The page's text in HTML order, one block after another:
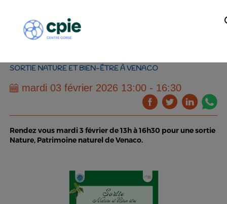
SORTIE NATURE ET BIEN-ÊTRE À VENACO
mardi 03 février 2026 13:00 - 16:30
Rendez vous mardi 3 février de 13h à 16h30 pour une sortie
Nature, Patrimoine naturel de Venaco.